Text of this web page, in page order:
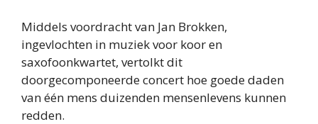
Middels voordracht van Jan Brokken,
ingevlochten in muziek voor koor en
saxofoonkwartet, vertolkt dit
doorgecomponeerde concert hoe goede daden
van één mens duizenden mensenlevens kunnen
redden.